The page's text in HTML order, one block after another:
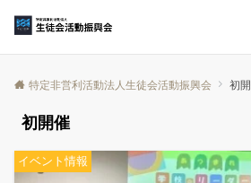
特定非営利活動法人生徒会活動振興会 初
初開催
イベント情報